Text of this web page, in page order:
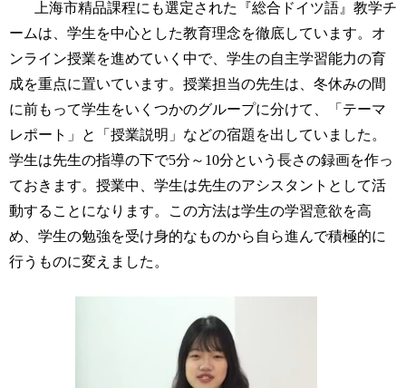
上海市精品課程にも選定された『総合ドイツ語』教学チ
ームは、学生を中心とした教育理念を徹底しています。オ
ンライン授業を進めていく中で、学生の自主学習能力の育
成を重点に置いています。授業担当の先生は、冬休みの間
に前もって学生をいくつかのグループに分けて、「テーマ
レポート」と「授業説明」などの宿題を出していました。
学生は先生の指導の下で5分～ 10分という長さの録画を作っ
ておきます。授業中、学生は先生のアシスタントとして活
動することになります。この方法は学生の学習意欲を高
め、学生の勉強を受け身的なものから自ら進んで積極的に
行うものに変えました。